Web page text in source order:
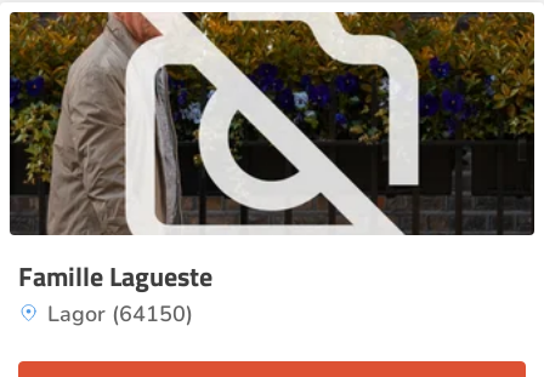
Famille Lagueste
Lagor (64150)